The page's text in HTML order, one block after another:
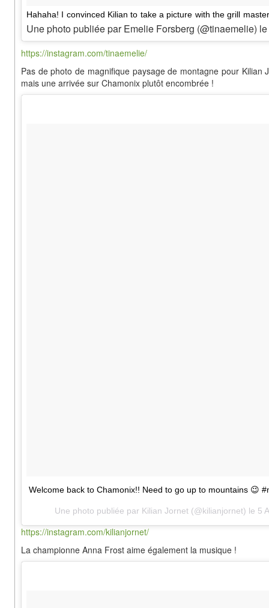
Hahaha! I convinced Kilian to take a picture with the grill
Une photo publiée par Emelie Forsberg (@tinaemelie) le
https://instagram.com/tinaemelie/
Pas de photo de magnifique paysage de montagne pour Kilian
mais une arrivée sur Chamonix plutôt encombrée !
Welcome back to Chamonix!! Need to go up to mountains 😉
Une photo publiée par Kilian Jornet (@kilianjornet) le 5
https://instagram.com/kilianjornet/
La championne Anna Frost aime également la musique !